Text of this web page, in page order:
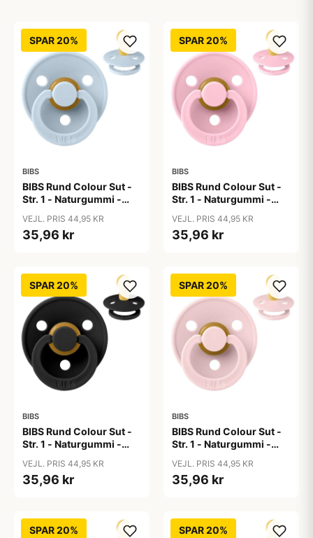
SPAR 20%
BIBS
BIBS Rund Colour Sut -
Str. 1 - Naturgummi -
VEJL. PRIS 44,95 KR
35,96 kr
SPAR 20%
BIBS
BIBS Rund Colour Sut -
Str. 1 - Naturgummi -
VEJL. PRIS 44,95 KR
35,96 kr
SPAR 20%
BIBS
BIBS Rund Colour Sut -
Str. 1 - Naturgummi -
VEJL. PRIS 44,95 KR
35,96 kr
SPAR 20%
BIBS
BIBS Rund Colour Sut -
Str. 1 - Naturgummi -
VEJL. PRIS 44,95 KR
35,96 kr
SPAR 20% SPAR 20%